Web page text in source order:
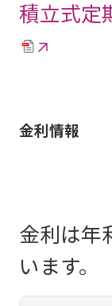
積立式定
金利情報
金利は年
います。